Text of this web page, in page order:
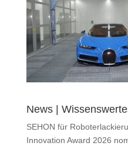
News |
SEHON für
Innovation Award 2026